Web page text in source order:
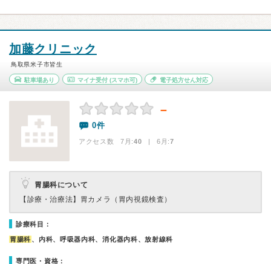
加藤クリニック
鳥取県米子市皆生
駐車場あり マイナ受付(スマホ可) 電子処方せん対応
－
0件
アクセス数 7月:40 | 6月:7
胃腸科について
【診療・治療法】 胃カメラ（胃内視鏡検査）
診療科目：
胃腸科 、内科、呼吸器内科、消化器内科、放射線科
専門医・資格：